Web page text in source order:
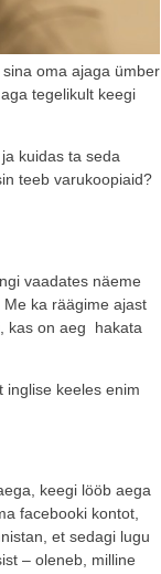
oma ajaga ümber
tegelikult keegi
kuidas ta seda
teeb varukoopiaid?
vaadates näeme
ka räägime ajast
kas on aeg hakata
inglise keeles enim
keegi lööb aega
facebooki kontot,
et sedagi lugu
– oleneb, milline